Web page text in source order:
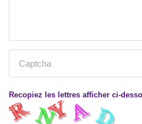
Recopiez les lettres afficher ci-